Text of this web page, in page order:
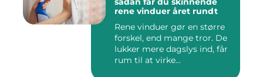
rene vinduer året rundt
Rene vinduer gør en større
forskel, end mange tror. De
lukker mere dagslys ind, får
rum til at virke...